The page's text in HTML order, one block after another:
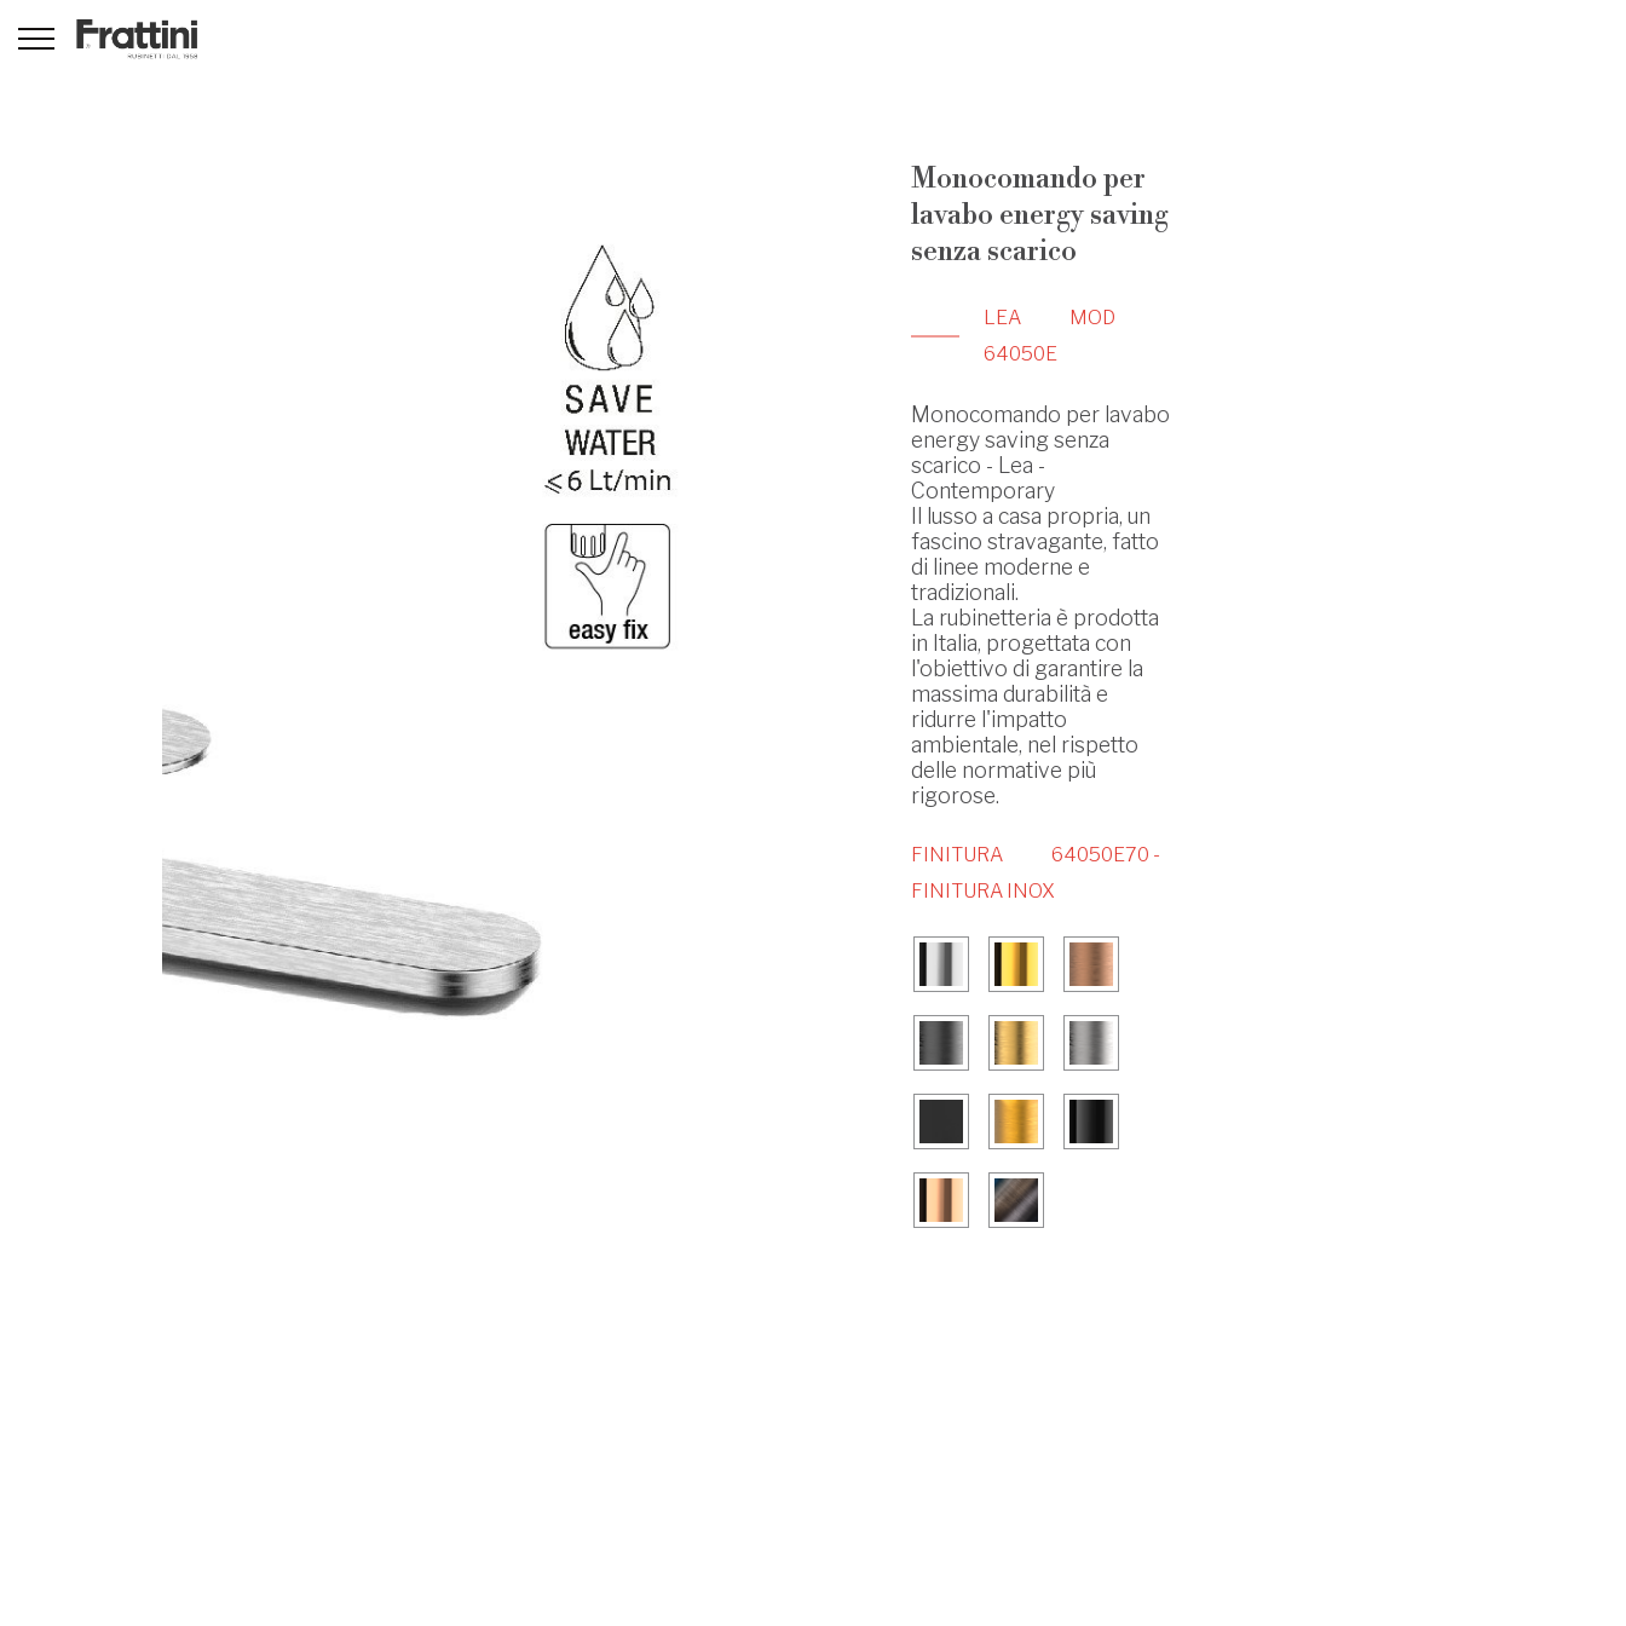
Monocomando per
lavabo energy saving
senza scarico
LEA
MOD
64050E
Monocomando per lavabo
energy saving senza
scarico - Lea -
Contemporary
Il lusso a casa propria, un
fascino stravagante, fatto
di linee moderne e
tradizionali.
La rubinetteria è prodotta
in Italia, progettata con
l'obiettivo di garantire la
massima durabilità e
ridurre l'impatto
ambientale, nel rispetto
delle normative più
rigorose.
FINITURA
64050E70 -
FINITURA INOX